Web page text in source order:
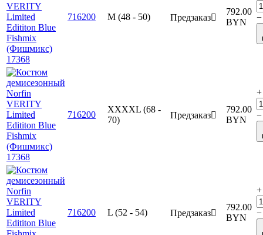
716200 M (48 - 50) Предзаказ
792.00
BYN
−
716200
XXXXL (68 -
70)
Предзаказ
792.00
BYN
+
−
716200 L (52 - 54) Предзаказ
792.00
BYN
+
−